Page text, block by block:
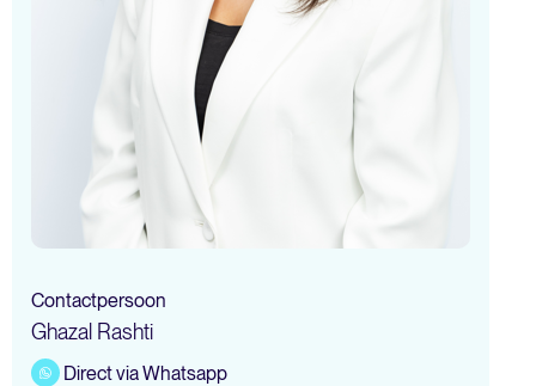
Contactpersoon
Ghazal Rashti
Direct via Whatsapp